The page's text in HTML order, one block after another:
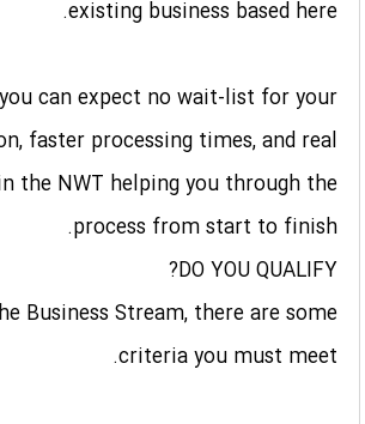
existing business based here.
can expect no wait-list for your
faster processing times, and real
the NWT helping you through the
process from start to finish.
DO YOU QUALIFY?
Business Stream, there are some
criteria you must meet.